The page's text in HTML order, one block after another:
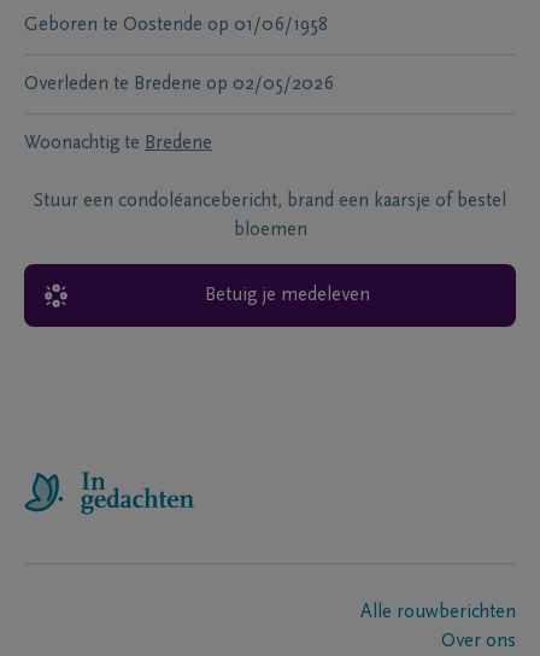
Geboren te Oostende op 01/06/1958
Overleden te Bredene op 02/05/2026
Woonachtig te Bredene
Stuur een condoléancebericht, brand een kaarsje of bestel
bloemen
Betuig je medeleven
Alle rouwberichten
Over ons